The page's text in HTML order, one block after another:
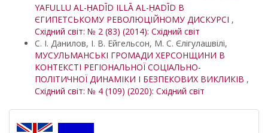
YAFULLU AL-ḤADĪD ILLĀ AL-ḤADĪD В
ЄГИПЕТСЬКОМУ РЕВОЛЮЦІЙНОМУ ДИСКУРСІ ,
Східний світ: № 2 (83) (2014): Східний світ
С. І. Данилов, І. В. Ейгельсон, М. С. Єлігулашвілі,
МУСУЛЬМАНСЬКІ ГРОМАДИ ХЕРСОНЩИНИ В
КОНТЕКСТІ РЕГІОНАЛЬНОЇ СОЦІАЛЬНО-
ПОЛІТИЧНОЇ ДИНАМІКИ І БЕЗПЕКОВИХ ВИКЛИКІВ ,
Східний світ: № 4 (109) (2020): Східний світ